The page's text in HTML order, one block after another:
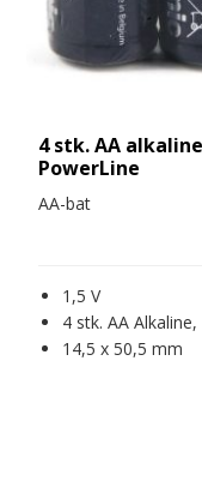
4 stk. AA
PowerLine
AA-bat
1,5 V
4 stk. AA
14,5 x 50,5 mm